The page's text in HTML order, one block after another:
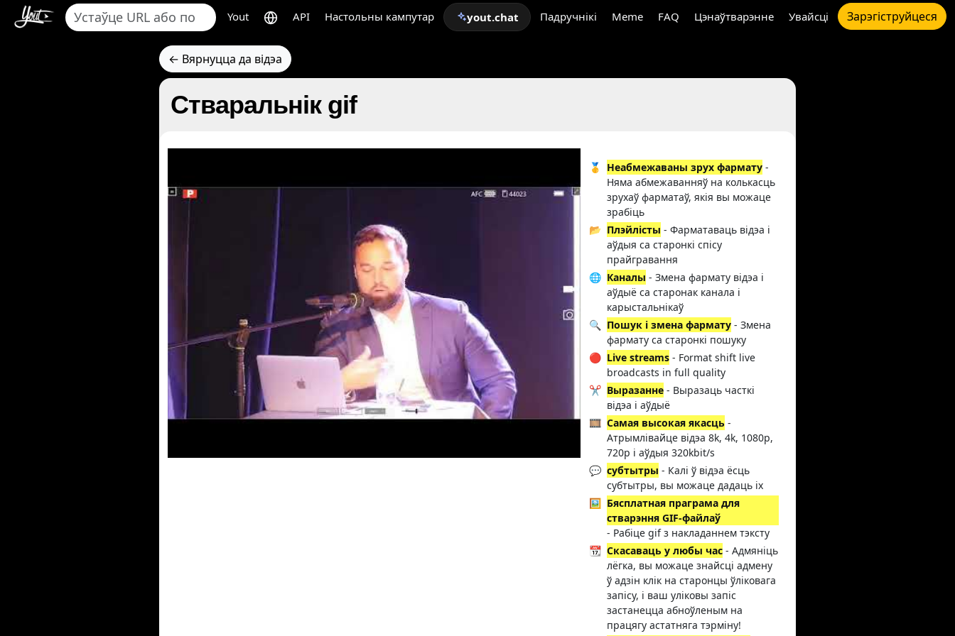
Yout API Настольны кампутар yout.chat Падручнікі Meme FAQ Цэнаўтварэнне Увайсці Зарэгіструйцеся
← Вярнуцца да відэа
Стваральнік gif
🥇 Неабмежаваны зрух фармату -
Няма абмежаванняў на колькасць
зрухаў фарматаў, якія вы можаце
зрабіць
📂 Плэйлісты - Фарматаваць відэа і
аўдыя са старонкі спісу
прайгравання
🌐 Каналы - Змена фармату відэа і
аўдыё са старонак канала і
карыстальнікаў
🔍 Пошук і змена фармату - Змена
фармату са старонкі пошуку
🔴 Live streams - Format shift live
broadcasts in full quality
✂️ Выразанне - Выразаць часткі
відэа і аўдыё
🎞️ Самая высокая якасць -
Атрымлівайце відэа 8k, 4k, 1080p,
720p і аўдыя 320kbit/s
💬 субтытры - Калі ў відэа ёсць
субтытры, вы можаце дадаць іх
🖼️ Бясплатная праграма для
стварэння GIF-файлаў
- Рабіце gif з накладаннем тэксту
📆 Скасаваць у любы час - Адмяніць
лёгка, вы можаце знайсці адмену
ў адзін клік на старонцы ўліковага
запісу, і ваш уліковы запіс
застанецца абноўленым на
працягу астатняга тэрміну!